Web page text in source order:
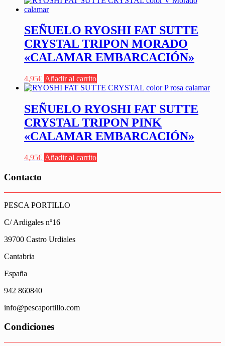
SEÑUELO RYOSHI FAT SUTTE
CRYSTAL TRIPON MORADO
«CALAMAR EMBARCACIÓN»
4,95€ Añadir al carrito
SEÑUELO RYOSHI FAT SUTTE
CRYSTAL TRIPON PINK
«CALAMAR EMBARCACIÓN»
4,95€ Añadir al carrito
Contacto
PESCA PORTILLO
C/ Ardigales nº16
39700 Castro Urdiales
Cantabria
España
942 860840
info@pescaportillo.com
Condiciones